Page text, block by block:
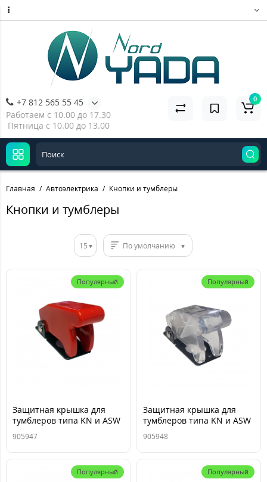
+7 812 565 55 45
Работаем с 10.00 до 17.30
Пятница с 10.00 до 13.00
0
Главная Автоэлектрика Кнопки и тумблеры
Кнопки и тумблеры
15 По умолчанию
Популярный
Защитная крышка для
тумблеров типа KN и ASW
красная TM Nord YADA
905947
Популярный
Защитная крышка для
тумблеров типа KN и ASW
прозрачная TM Nord YADA
905948
Популярный Популярный